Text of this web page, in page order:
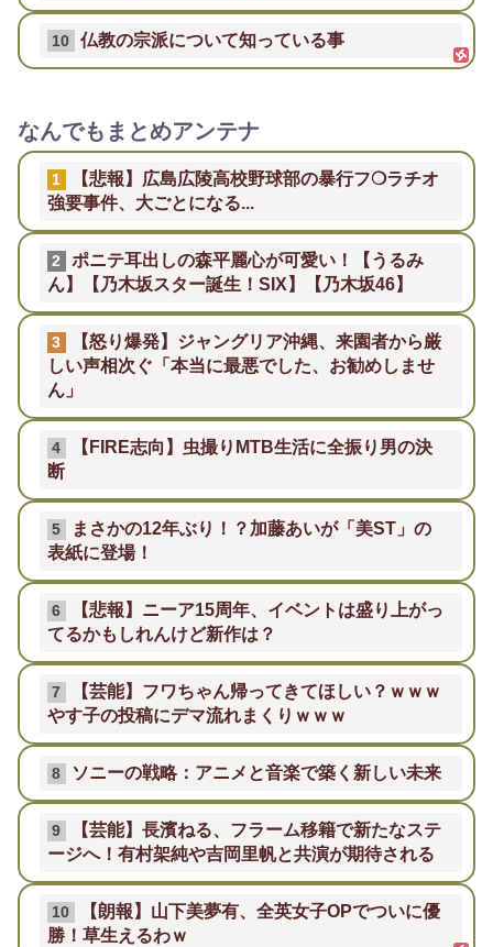
10 仏教の宗派について知っている事
なんでもまとめアンテナ
1
【悲報】広島広陵高校野球部の暴行フ❍ラチオ
強要事件、大ごとになる...
2
ポニテ耳出しの森平麗心が可愛い！【うるみ
ん】【乃木坂スター誕生！SIX】【乃木坂46】
3
【怒り爆発】ジャングリア沖縄、来園者から厳
しい声相次ぐ「本当に最悪でした、お勧めしませ
ん」
4
【FIRE志向】虫撮りMTB生活に全振り男の決
断
5
まさかの12年ぶり！？加藤あいが「美ST」の
表紙に登場！
6
【悲報】ニーア15周年、イベントは盛り上がっ
てるかもしれんけど新作は？
7
【芸能】フワちゃん帰ってきてほしい？ｗｗｗ
やす子の投稿にデマ流れまくりｗｗｗ
8 ソニーの戦略：アニメと音楽で築く新しい未来
9
【芸能】長濱ねる、フラーム移籍で新たなステ
ージへ！有村架純や吉岡里帆と共演が期待される
10
【朗報】山下美夢有、全英女子OPでついに優
勝！草生えるわｗ